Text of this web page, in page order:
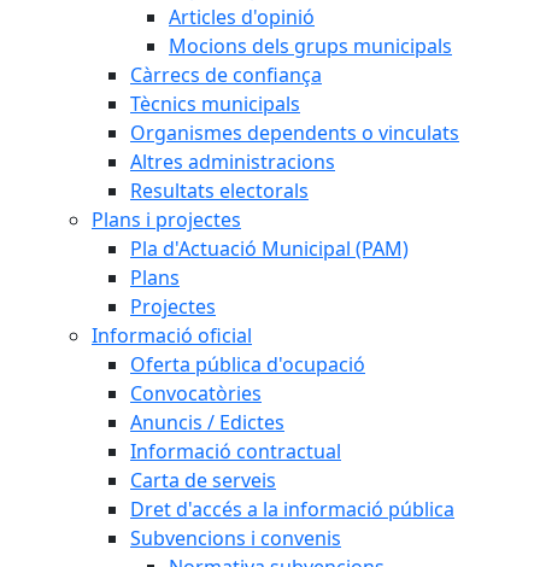
Articles d'opinió
Mocions dels grups municipals
Càrrecs de confiança
Tècnics municipals
Organismes dependents o vinculats
Altres administracions
Resultats electorals
Plans i projectes
Pla d'Actuació Municipal (PAM)
Plans
Projectes
Informació oficial
Oferta pública d'ocupació
Convocatòries
Anuncis / Edictes
Informació contractual
Carta de serveis
Dret d'accés a la informació pública
Subvencions i convenis